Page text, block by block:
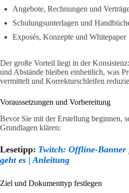
Angebote, Rechnungen und
Schulungsunterlagen und
Exposés, Konzepte und Whitepaper
Der große Vorteil liegt in der
und Abstände bleiben einheitlich, was
vermittelt und Korrekturschleifen
Voraussetzungen und Vorbereitung
Bevor Sie mit der Erstellung beginnen,
Grundlagen klären:
Lesetipp: Twitch: Offline-Banner
geht es | Anleitung
Ziel und Dokumenttyp festlegen